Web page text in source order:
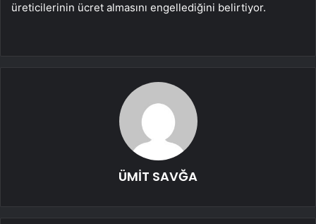
üreticilerinin ücret almasını engellediğini belirtiyor.
ÜMİT SAVĞA